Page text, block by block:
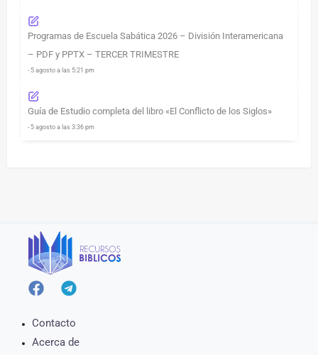
Programas de Escuela Sabática 2026 – División Interamericana
– PDF y PPTX – TERCER TRIMESTRE
- 5 agosto a las 5:21 pm
Guía de Estudio completa del libro «El Conflicto de los Siglos»
- 5 agosto a las 3:36 pm
Contacto
Acerca de